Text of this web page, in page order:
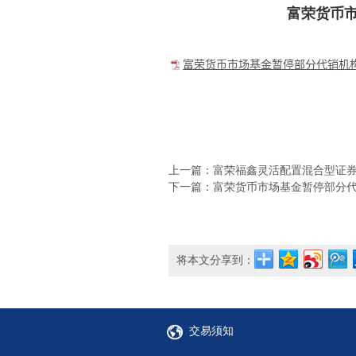
富荣货币
富荣货币市场基金暂停部分代销
上一篇：富荣福鑫灵活配置混合型证
下一篇：富荣货币市场基金暂停部分
将本文分享到：
交易须知